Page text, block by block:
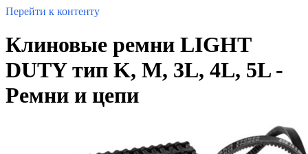
Перейти к контенту
Клиновые ремни LIGHT
DUTY тип K, M, 3L, 4L, 5L -
Ремни и цепи